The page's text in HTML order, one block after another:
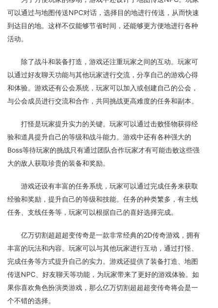
可以通过与地图传送NPC对话，选择目的地进行传送，从而快速
到达目的地。这样不仅能够节省时间，还能够更方便地进行各种
活动。
除了战斗和装备打造，游戏还注重玩家之间的互动。玩家可
以通过好友聊天功能与其他玩家进行交流，分享自己的游戏心得
和体验。游戏还有公会系统，玩家可以加入或创建自己的公会，
与公会成员进行交流和合作，共同挑战更高难度的任务和副本。
打怪是玩家提升实力的关键。玩家可以通过击败怪物获得经
验和道具提升自己的等级和战斗能力。游戏中还有各种强大的
Boss等待玩家的挑战只有通过团队合作玩家才有可能击败这些强
大的敌人获取珍贵的装备和奖励。
游戏还设有丰富的任务系统，玩家可以通过完成任务来获取
经验和奖励，提升自己的等级和技能。任务的种类繁多，有主线
任务、支线任务等，玩家可以根据自己的喜好选择完成。
亿万切割超超超变传奇是一款非常经典的2D传奇游戏，拥有
丰富的玩法和内容。玩家可以与其他玩家进行互动，通过打怪、
完成任务等方式提升自己的实力。游戏还提供了装备打造、地图
传送NPC、好友聊天等功能，为玩家带来了更好的游戏体验。如
果你喜欢角色扮演类游戏，那么亿万切割超超超变传奇将会是一
个不错的选择。